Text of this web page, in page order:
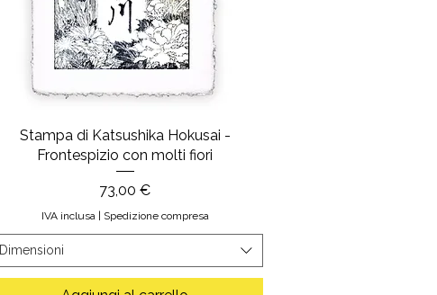
Stampa di Katsushika Hokusai -
Frontespizio con molti fiori
Prezzo
73,00 €
IVA inclusa| Spedizione compresa
Dimensioni